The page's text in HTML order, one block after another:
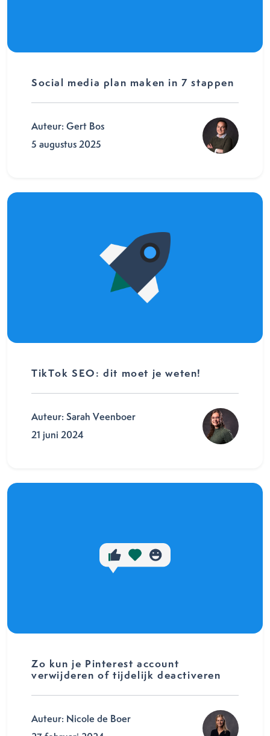
Social media plan maken in 7 stappen
Auteur: Gert Bos
5 augustus 2025
TikTok SEO: dit moet je weten!
Auteur: Sarah Veenboer
21 juni 2024
Zo kun je Pinterest account
verwijderen of tijdelijk deactiveren
Auteur: Nicole de Boer